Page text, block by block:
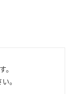
。
。